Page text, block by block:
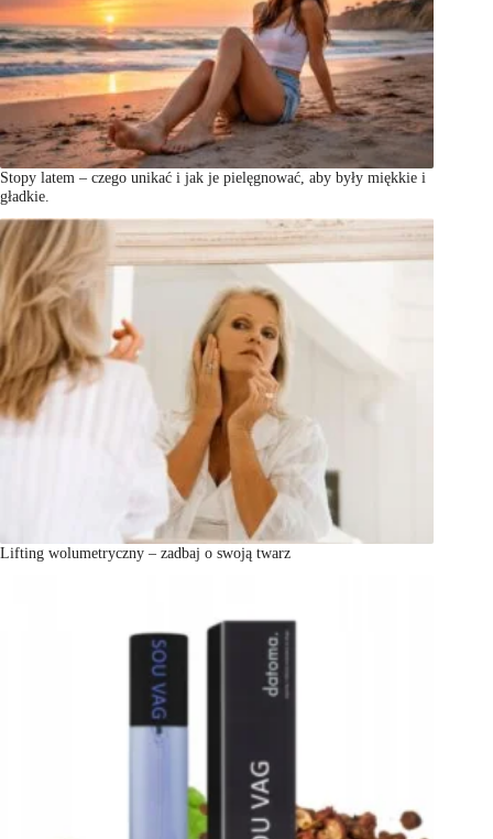
Stopy latem – czego unikać i jak je pielęgnować, aby były miękkie i
gładkie.
Lifting wolumetryczny – zadbaj o swoją twarz